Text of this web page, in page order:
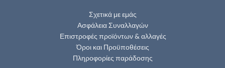
Σχετικά με εμάς
Ασφάλεια Συναλλαγών
Επιστροφές προϊόντων & αλλαγές
Όροι και Προϋποθέσεις
Πληροφορίες παράδοσης